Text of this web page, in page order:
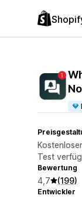
Test
Bewertung
4,7 (199)
Entwickler